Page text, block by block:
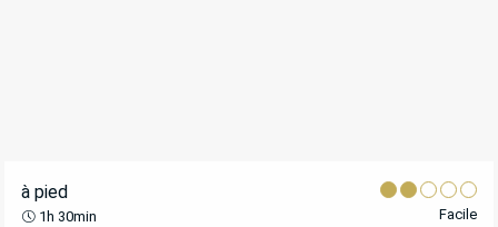
à pied
1h 30min Facile